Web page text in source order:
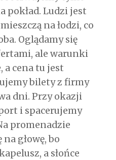
pokład. Ludzi jest
na łodzi, co
Oglądamy się
ale warunki
a cena tu jest
bilety z firmy
dni. Przy okazji
i spacerujemy
promenadzie
głowę, bo
a słońce